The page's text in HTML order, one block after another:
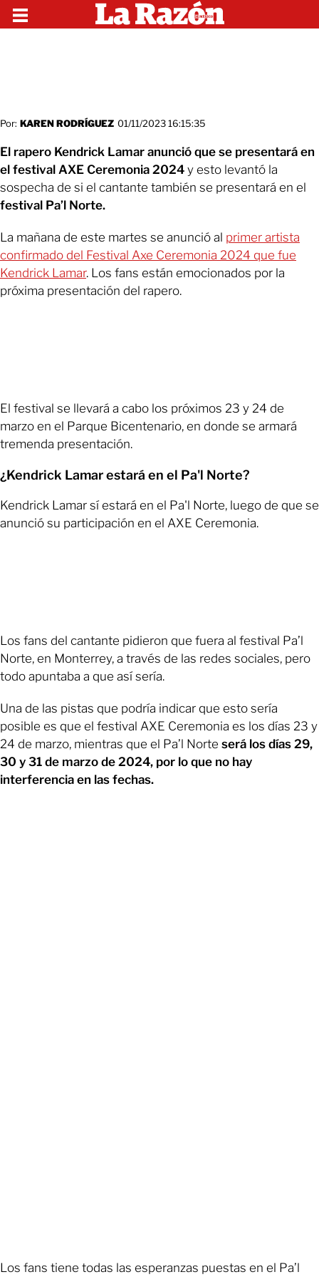
Por: KAREN RODRÍGUEZ 01/11/2023 16:15:35
El rapero Kendrick Lamar anunció que se presentará en
el festival AXE Ceremonia 2024 y esto levantó la
sospecha de si el cantante también se presentará en el
festival Pa’l Norte.
La mañana de este martes se anunció al primer artista
confirmado del Festival Axe Ceremonia 2024 que fue
Kendrick Lamar. Los fans están emocionados por la
próxima presentación del rapero.
El festival se llevará a cabo los próximos 23 y 24 de
marzo en el Parque Bicentenario, en donde se armará
tremenda presentación.
¿Kendrick Lamar estará en el Pa'l Norte?
Kendrick Lamar sí estará en el Pa'l Norte, luego de que se
anunció su participación en el AXE Ceremonia.
Los fans del cantante pidieron que fuera al festival Pa’l
Norte, en Monterrey, a través de las redes sociales, pero
todo apuntaba a que así sería.
Una de las pistas que podría indicar que esto sería
posible es que el festival AXE Ceremonia es los días 23 y
24 de marzo, mientras que el Pa’l Norte será los días 29,
30 y 31 de marzo de 2024, por lo que no hay
interferencia en las fechas.
Los fans tiene todas las esperanzas puestas en el Pa’l